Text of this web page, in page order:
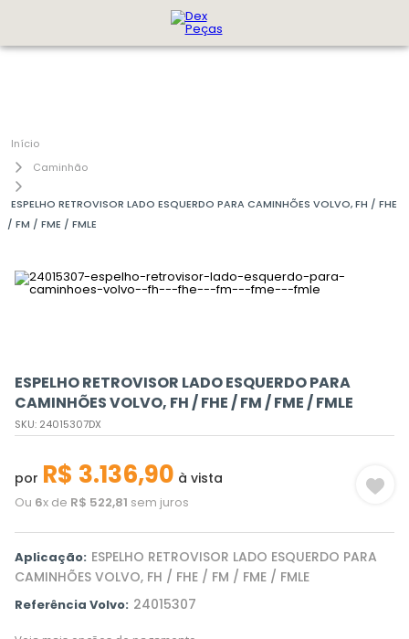
Caminhão
ESPELHO RETROVISOR LADO ESQUERDO PARA CAMINHÕES VOLVO, FH / FHE
/ FM / FME / FMLE
ESPELHO RETROVISOR LADO ESQUERDO PARA
CAMINHÕES VOLVO, FH / FHE / FM / FME / FMLE
SKU: 24015307DX
por R$ 3.136,90 à vista
Ou 6x de R$ 522,81 sem juros
Aplicação: ESPELHO RETROVISOR LADO ESQUERDO PARA
CAMINHÕES VOLVO, FH / FHE / FM / FME / FMLE
Referência Volvo: 24015307